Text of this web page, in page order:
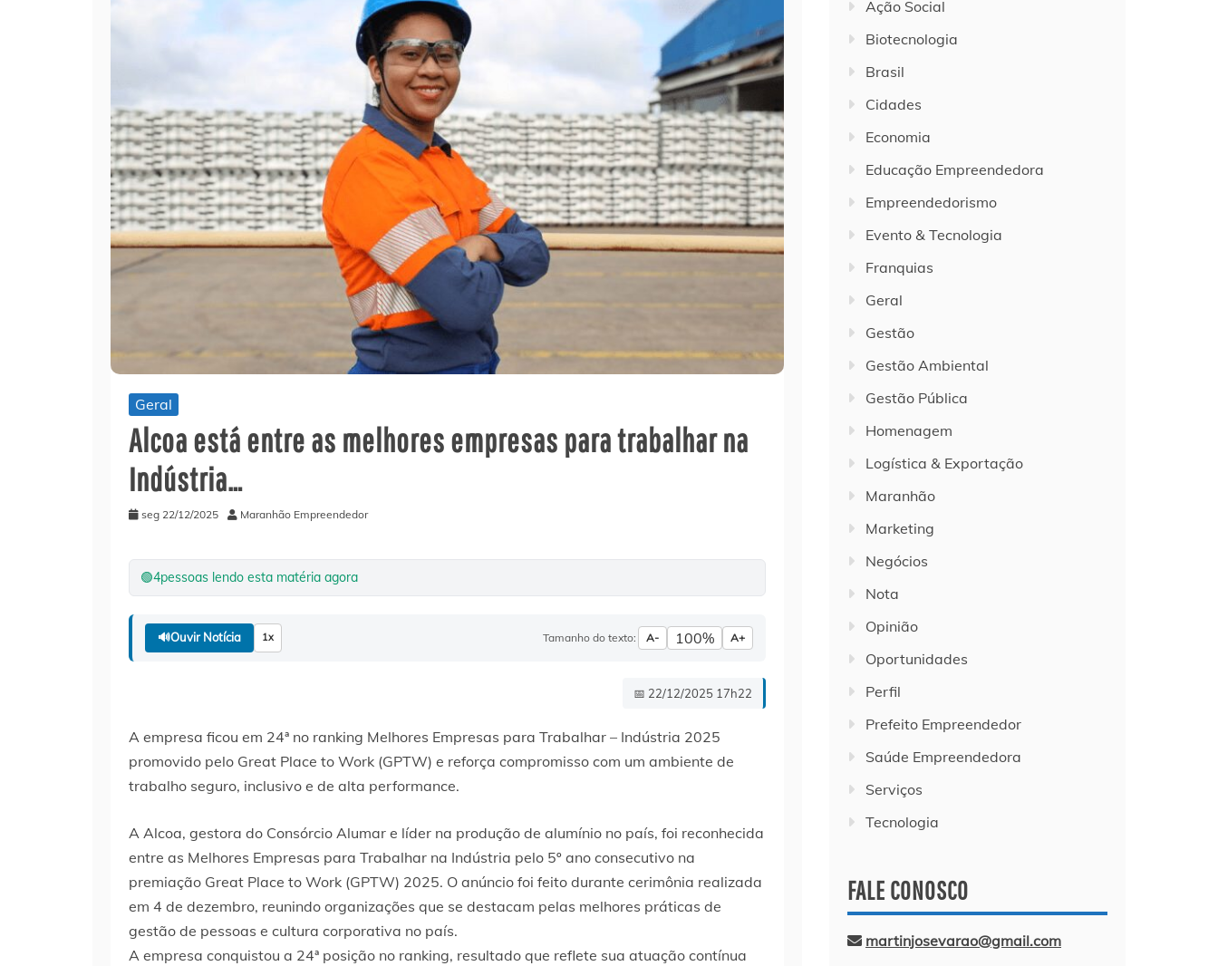
Geral
Alcoa está entre as melhores empresas para trabalhar na
Indústria…
seg 22/12/2025 Maranhão Empreendedor
🟢4pessoas lendo esta matéria agora
🔊Ouvir Notícia 1x Tamanho do texto: A- 100% A+
📅 22/12/2025 17h22
A empresa ficou em 24ª no ranking Melhores Empresas para Trabalhar – Indústria 2025
promovido pelo Great Place to Work (GPTW) e reforça compromisso com um ambiente de
trabalho seguro, inclusivo e de alta performance.
A Alcoa, gestora do Consórcio Alumar e líder na produção de alumínio no país, foi reconhecida
entre as Melhores Empresas para Trabalhar na Indústria pelo 5º ano consecutivo na
premiação Great Place to Work (GPTW) 2025. O anúncio foi feito durante cerimônia realizada
em 4 de dezembro, reunindo organizações que se destacam pelas melhores práticas de
gestão de pessoas e cultura corporativa no país.
A empresa conquistou a 24ª posição no ranking, resultado que reflete sua atuação contínua
Ação Social
Biotecnologia
Brasil
Cidades
Economia
Educação Empreendedora
Empreendedorismo
Evento & Tecnologia
Franquias
Geral
Gestão
Gestão Ambiental
Gestão Pública
Homenagem
Logística & Exportação
Maranhão
Marketing
Negócios
Nota
Opinião
Oportunidades
Perfil
Prefeito Empreendedor
Saúde Empreendedora
Serviços
Tecnologia
FALE CONOSCO
martinjosevarao@gmail.com